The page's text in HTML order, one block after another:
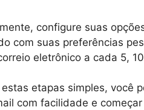
configure suas
com suas preferências
eletrônico a cada 5,
estas etapas simples, você
com facilidade e